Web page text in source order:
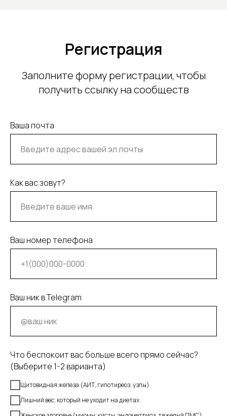
Регистрация
Заполните форму регистрации, чтобы
получить ссылку на сообществ
Ваша почта
Как вас зовут?
Ваш номер телефона
Ваш ник в Telegram
Что беспокоит вас больше всего прямо сейчас?
(Выберите 1-2 варианта)
Щитовидная железа (АИТ, гипотиреоз, узлы)
Лишний вес, который не уходит на диетах